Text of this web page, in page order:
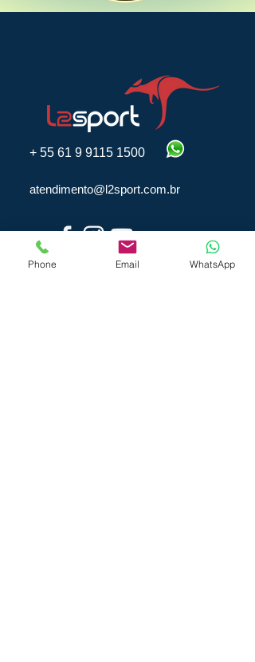
+ 55 61 9 9115 1500
atendimento@l2sport.com.br
Phone Email WhatsApp